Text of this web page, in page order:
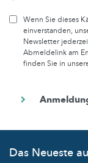
Wenn Sie dieses
einverstanden,
Newsletter
Abmeldelink am
finden Sie in
Das Neueste